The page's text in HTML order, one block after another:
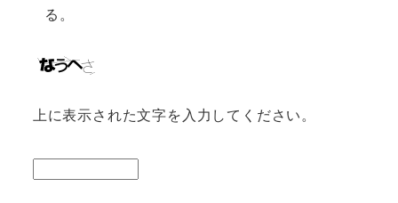
る。
上に表示された文字を入力してください。